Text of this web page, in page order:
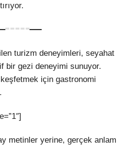
turizm deneyimleri, seyahat
bir gezi deneyimi sunuyor.
için gastronomi
metinler yerine, gerçek anlam